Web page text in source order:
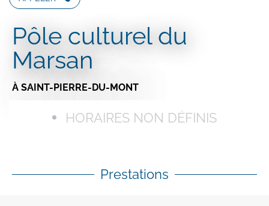
Pôle culturel du
Marsan
À SAINT-PIERRE-DU-MONT
HORAIRES NON DÉFINIS
Prestations